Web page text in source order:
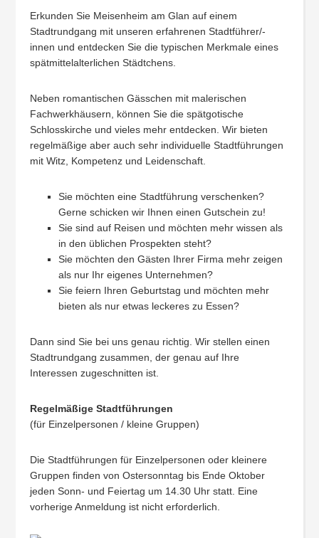
Erkunden Sie Meisenheim am Glan auf einem
Stadtrundgang mit unseren erfahrenen Stadtführer/-
innen und entdecken Sie die typischen Merkmale eines
spätmittelalterlichen Städtchens.
Neben romantischen Gässchen mit malerischen
Fachwerkhäusern, können Sie die spätgotische
Schlosskirche und vieles mehr entdecken. Wir bieten
regelmäßige aber auch sehr individuelle Stadtführungen
mit Witz, Kompetenz und Leidenschaft.
Sie möchten eine Stadtführung verschenken?
Gerne schicken wir Ihnen einen Gutschein zu!
Sie sind auf Reisen und möchten mehr wissen als
in den üblichen Prospekten steht?
Sie möchten den Gästen Ihrer Firma mehr zeigen
als nur Ihr eigenes Unternehmen?
Sie feiern Ihren Geburtstag und möchten mehr
bieten als nur etwas leckeres zu Essen?
Dann sind Sie bei uns genau richtig. Wir stellen einen
Stadtrundgang zusammen, der genau auf Ihre
Interessen zugeschnitten ist.
Regelmäßige Stadtführungen
(für Einzelpersonen / kleine Gruppen)
Die Stadtführungen für Einzelpersonen oder kleinere
Gruppen finden von Ostersonntag bis Ende Oktober
jeden Sonn- und Feiertag um 14.30 Uhr statt. Eine
vorherige Anmeldung ist nicht erforderlich.